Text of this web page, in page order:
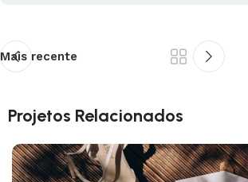
Mais recente
Projetos Relacionados